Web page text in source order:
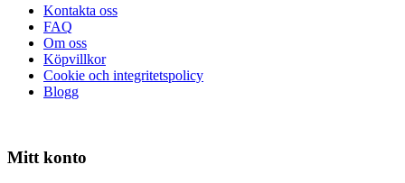
Kontakta oss
FAQ
Om oss
Köpvillkor
Cookie och integritetspolicy
Blogg
Mitt konto